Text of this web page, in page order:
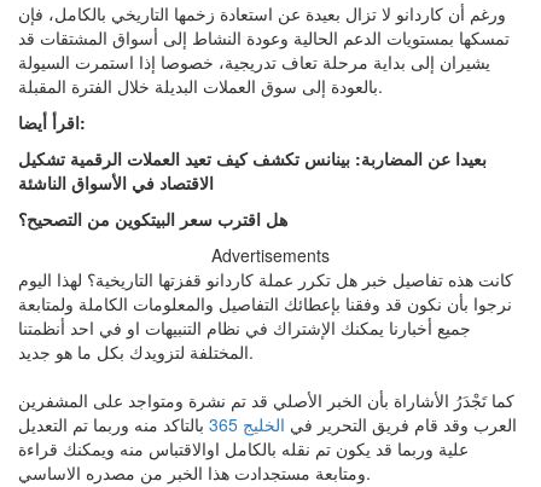
ورغم أن كاردانو لا تزال بعيدة عن استعادة زخمها التاريخي بالكامل، فإن
تمسكها بمستويات الدعم الحالية وعودة النشاط إلى أسواق المشتقات قد
يشيران إلى بداية مرحلة تعاف تدريجية، خصوصا إذا استمرت السيولة
بالعودة إلى سوق العملات البديلة خلال الفترة المقبلة.
اقرأ أيضا:
بعيدا عن المضاربة: بينانس تكشف كيف تعيد العملات الرقمية تشكيل
الاقتصاد في الأسواق الناشئة
هل اقترب سعر البيتكوين من التصحيح؟
Advertisements
كانت هذه تفاصيل خبر هل تكرر عملة كاردانو قفزتها التاريخية؟ لهذا اليوم
نرجوا بأن نكون قد وفقنا بإعطائك التفاصيل والمعلومات الكاملة ولمتابعة
جميع أخبارنا يمكنك الإشتراك في نظام التنبيهات او في احد أنظمتنا
المختلفة لتزويدك بكل ما هو جديد.
كما تَجْدَرُ الأشاراة بأن الخبر الأصلي قد تم نشرة ومتواجد على المشفرين
العرب وقد قام فريق التحرير في الخليج 365
بالتاكد منه وربما تم التعديل
علية وربما قد يكون تم نقله بالكامل اوالاقتباس منه ويمكنك قراءة
ومتابعة مستجدادت هذا الخبر من مصدره الاساسي.